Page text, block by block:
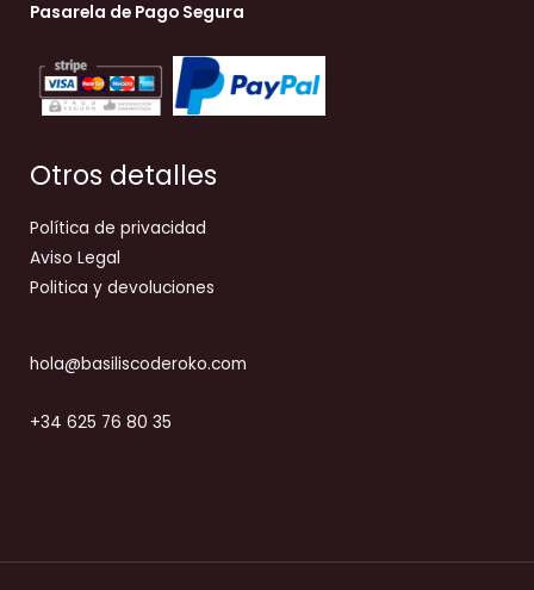
Pasarela de Pago Segura
Otros detalles
Política de privacidad
Aviso Legal
Politica y devoluciones
hola@basiliscoderoko.com
+34 625 76 80 35